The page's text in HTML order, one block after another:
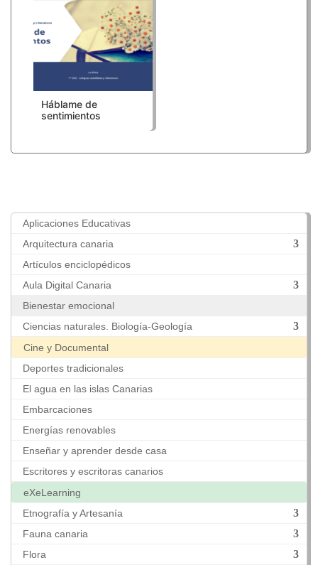
Háblame de
sentimientos
Aplicaciones Educativas
Arquitectura canaria
Artículos enciclopédicos
Aula Digital Canaria
Bienestar emocional
Ciencias naturales. Biología-Geología
Cine y Documental
Deportes tradicionales
El agua en las islas Canarias
Embarcaciones
Energías renovables
Enseñar y aprender desde casa
Escritores y escritoras canarios
eXeLearning
Etnografía y Artesanía
Fauna canaria
Flora